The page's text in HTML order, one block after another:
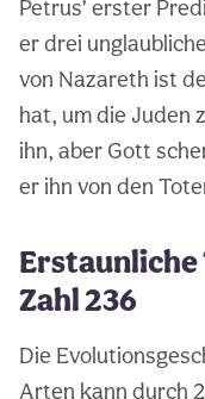
Petrus’ erster
er drei
von Nazareth ist
hat, um die Juden
ihn, aber Gott
er ihn von den
Erstaunliche
Zahl 236
Die
Arten kann durch